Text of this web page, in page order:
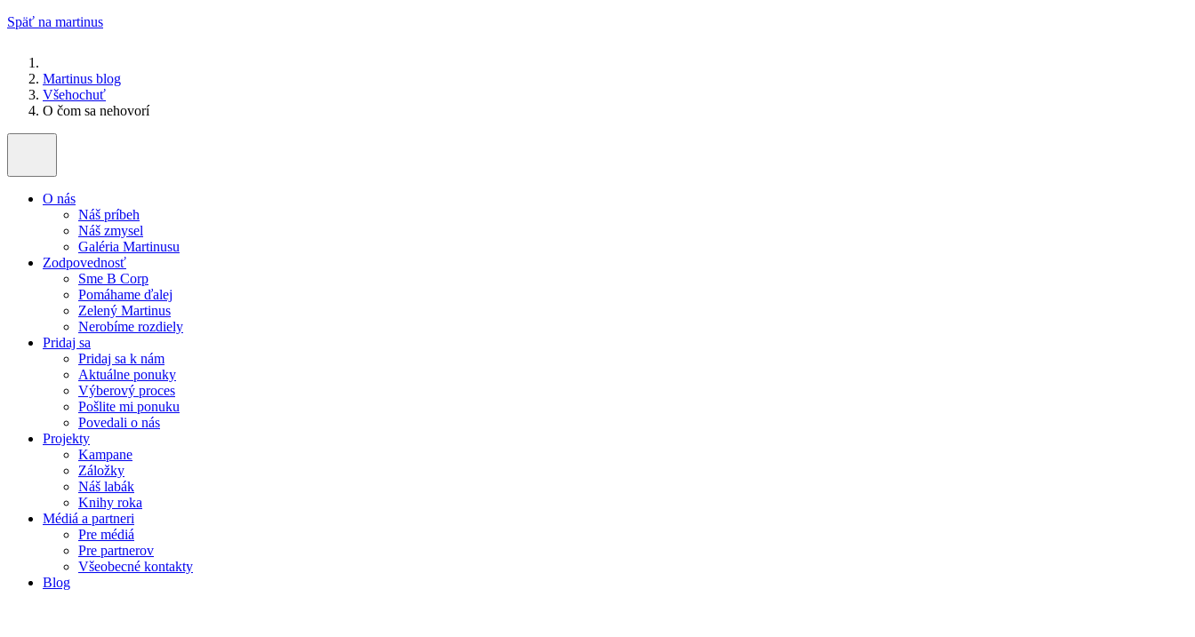
Späť na martinus
Martinus blog
Všehochuť
O čom sa nehovorí
O nás
Náš príbeh
Náš zmysel
Galéria Martinusu
Zodpovednosť
Sme B Corp
Pomáhame ďalej
Zelený Martinus
Nerobíme rozdiely
Pridaj sa
Pridaj sa k nám
Aktuálne ponuky
Výberový proces
Pošlite mi ponuku
Povedali o nás
Projekty
Kampane
Záložky
Náš labák
Knihy roka
Médiá a partneri
Pre médiá
Pre partnerov
Všeobecné kontakty
Blog